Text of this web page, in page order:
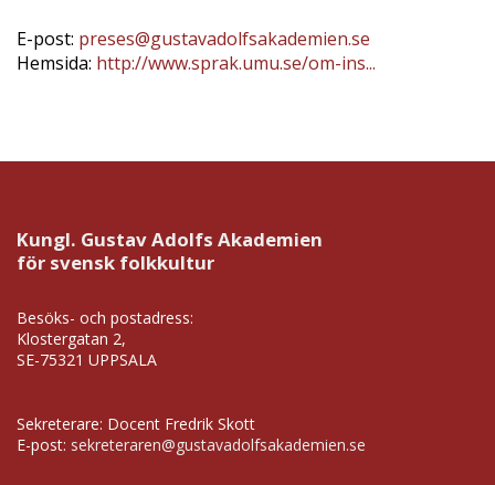
E-post: preses@gustavadolfsakademien.se
Hemsida: http://www.sprak.umu.se/om-ins...
Kungl. Gustav Adolfs Akademien
för svensk folkkultur
Besöks- och postadress:
Klostergatan 2,
SE-75321 UPPSALA
Sekreterare: Docent Fredrik Skott
E-post: sekreteraren@gustavadolfsakademien.se